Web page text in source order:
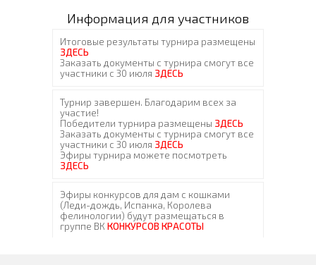
Информация для участников